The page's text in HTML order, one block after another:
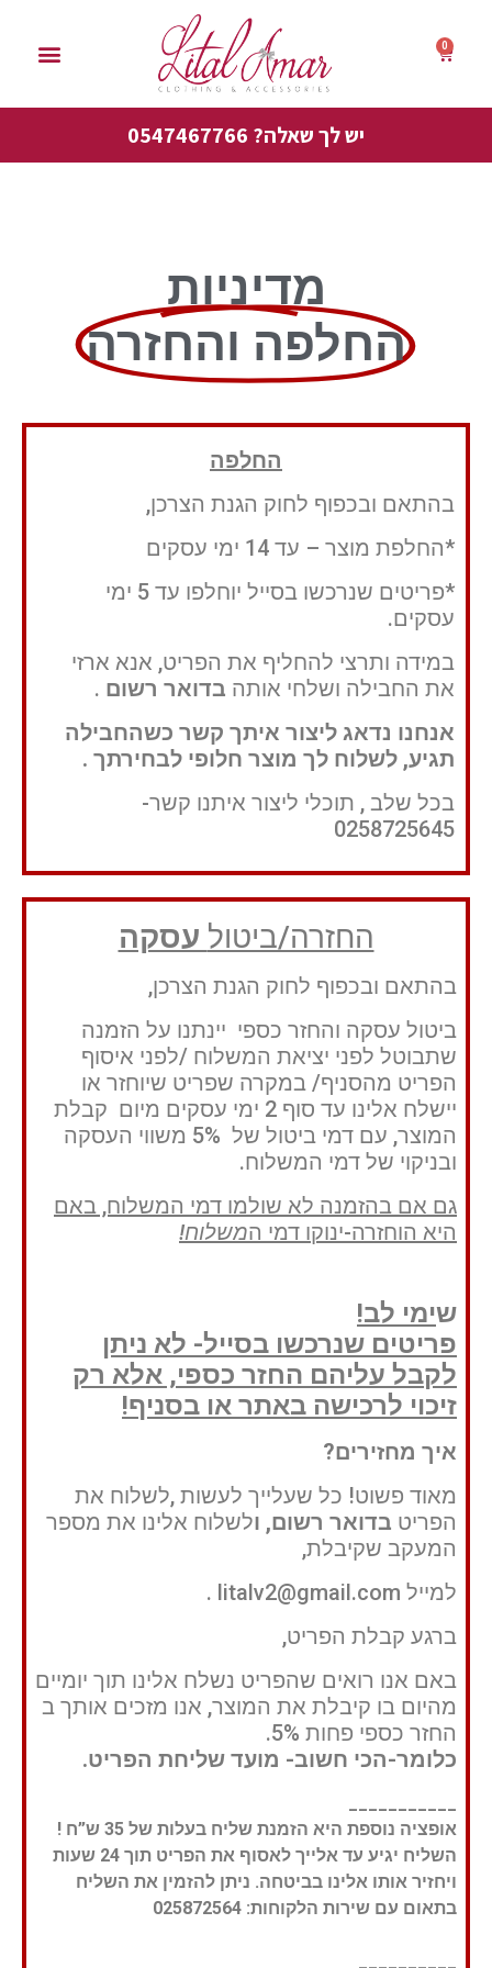
0
יש לך שאלה? 0547467766
מדיניות
החלפה והחזרה
החלפה
בהתאם ובכפוף לחוק הגנת הצרכן,
*החלפת מוצר – עד 14 ימי עסקים
*פריטים שנרכשו בסייל יוחלפו עד 5 ימי
עסקים.
במידה ותרצי להחליף את הפריט, אנא ארזי
את החבילה ושלחי אותה בדואר רשום .
אנחנו נדאג ליצור איתך קשר כשהחבילה
תגיע, לשלוח לך מוצר חלופי לבחירתך .
בכל שלב , תוכלי ליצור איתנו קשר-
0258725645
החזרה/ביטול עסקה
בהתאם ובכפוף לחוק הגנת הצרכן,
ביטול עסקה והחזר כספי יינתנו על הזמנה
שתבוטל לפני יציאת המשלוח /לפני איסוף
הפריט מהסניף/ במקרה שפריט שיוחזר או
יישלח אלינו עד סוף 2 ימי עסקים מיום קבלת
המוצר, עם דמי ביטול של 5% משווי העסקה
ובניקוי של דמי המשלוח.
גם אם בהזמנה לא שולמו דמי המשלוח, באם
היא הוחזרה-ינוקו דמי המשלוח!
שימי לב!
פריטים שנרכשו בסייל- לא ניתן
לקבל עליהם החזר כספי, אלא רק
זיכוי לרכישה באתר או בסניף!
איך מחזירים?
מאוד פשוט! כל שעלייך לעשות ,לשלוח את
הפריט בדואר רשום, ולשלוח אלינו את מספר
המעקב שקיבלת,
למייל litalv2@gmail.com .
ברגע קבלת הפריט,
באם אנו רואים שהפריט נשלח אלינו תוך יומיים
מהיום בו קיבלת את המוצר, אנו מזכים אותך ב
החזר כספי פחות 5%.
כלומר-הכי חשוב- מועד שליחת הפריט.
אופציה נוספת היא הזמנת שליח בעלות של 35 ש”ח !
השליח יגיע עד אלייך לאסוף את הפריט תוך 24 שעות
ויחזיר אותו אלינו בביטחה. ניתן להזמין את השליח
בתאום עם שירות הלקוחות: 025872564